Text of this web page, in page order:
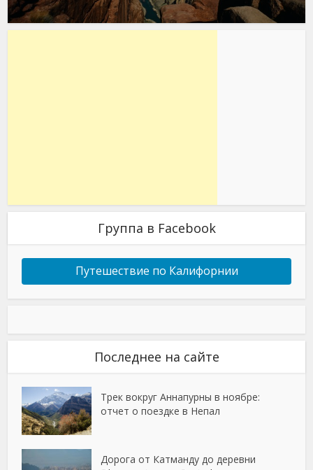
Группа в Facebook
Путешествие по Калифорнии
Последнее на сайте
Трек вокруг Аннапурны в ноябре:
отчет о поездке в Непал
Дорога от Катманду до деревни